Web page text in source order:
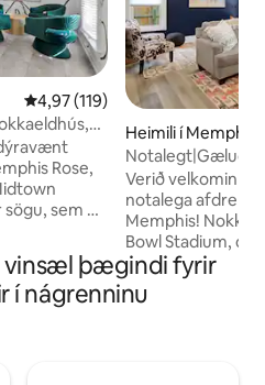
4,97 af 5 í meðaleinkunn, 119
4,97 (119)
Rose,
sem er
leið og þú
og hágæða
hús er
Heimili í Memphis
Zoo|Afgirt
Verið velkomin í
notalega afdrep
Memphis!
Bowl Stadium,
Park, Cooper
Art District.
fullkomlega
vinsæl þægindi fyrir
í nágrenninu